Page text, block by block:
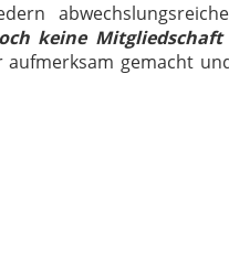
keine
gemacht